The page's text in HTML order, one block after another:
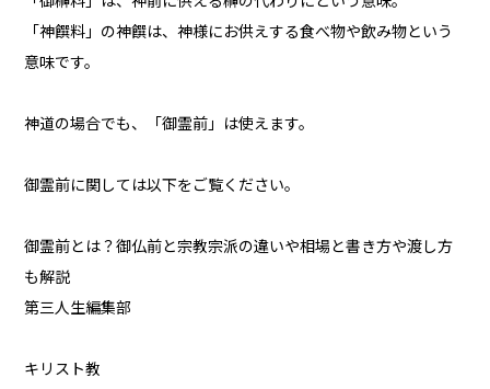
「神饌料」の神饌は、神様にお供えする食べ物や飲み物という
意味です。
神道の場合でも、「御霊前」は使えます。
御霊前に関しては以下をご覧ください。
御霊前とは？御仏前と宗教宗派の違いや相場と書き方や渡し方
も解説
第三人生編集部
キリスト教